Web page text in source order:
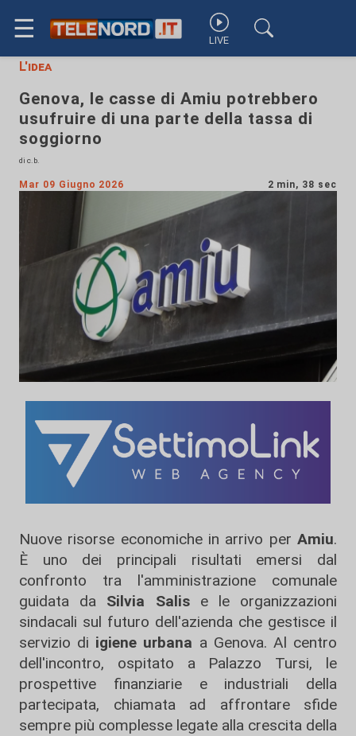
☰ LIVE
L'idea
Genova, le casse di Amiu potrebbero
usufruire di una parte della tassa di
soggiorno
di c.b.
Mar 09 Giugno 2026 2 min, 38 sec
Nuove risorse economiche in arrivo per Amiu.
È uno dei principali risultati emersi dal
confronto tra l'amministrazione comunale
guidata da Silvia Salise le organizzazioni
sindacali sul futuro dell'azienda che gestisce il
servizio di igiene urbana a Genova. Al centro
dell'incontro, ospitato a Palazzo Tursi, le
prospettive finanziarie e industriali della
partecipata, chiamata ad affrontare sfide
sempre più complesse legate alla crescita della